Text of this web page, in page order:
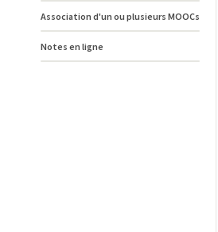
Association d'un ou plusieurs MOOCs
Notes en ligne